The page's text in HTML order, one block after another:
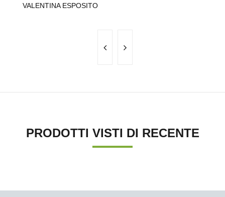
VALENTINA ESPOSITO
PRODOTTI VISTI DI RECENTE